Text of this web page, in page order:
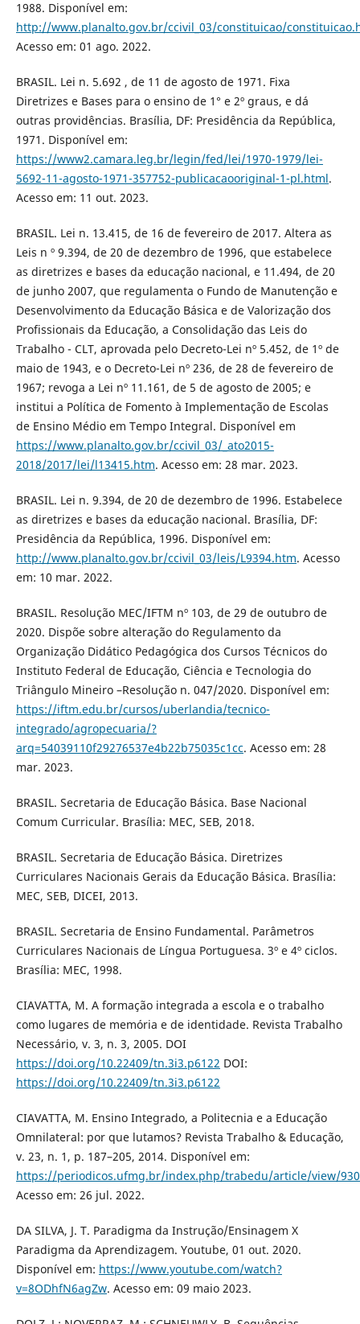
1988. Disponível em:
http://www.planalto.gov.br/ccivil_03/constituicao/
Acesso em: 01 ago. 2022.
BRASIL. Lei n. 5.692 , de 11 de agosto de 1971. Fixa
Diretrizes e Bases para o ensino de 1° e 2º graus, e dá
outras providências. Brasília, DF: Presidência da República,
1971. Disponível em:
https://www2.camara.leg.br/legin/fed/lei/1970-1979/lei-
5692-11-agosto-1971-357752-publicacaooriginal-1-pl.html.
Acesso em: 11 out. 2023.
BRASIL. Lei n. 13.415, de 16 de fevereiro de 2017. Altera as
Leis n º 9.394, de 20 de dezembro de 1996, que estabelece
as diretrizes e bases da educação nacional, e 11.494, de 20
de junho 2007, que regulamenta o Fundo de Manutenção e
Desenvolvimento da Educação Básica e de Valorização dos
Profissionais da Educação, a Consolidação das Leis do
Trabalho - CLT, aprovada pelo Decreto-Lei nº 5.452, de 1º de
maio de 1943, e o Decreto-Lei nº 236, de 28 de fevereiro de
1967; revoga a Lei nº 11.161, de 5 de agosto de 2005; e
institui a Política de Fomento à Implementação de Escolas
de Ensino Médio em Tempo Integral. Disponível em
https://www.planalto.gov.br/ccivil_03/_ato2015-
2018/2017/lei/l13415.htm. Acesso em: 28 mar. 2023.
BRASIL. Lei n. 9.394, de 20 de dezembro de 1996. Estabelece
as diretrizes e bases da educação nacional. Brasília, DF:
Presidência da República, 1996. Disponível em:
http://www.planalto.gov.br/ccivil_03/leis/L9394.htm. Acesso
em: 10 mar. 2022.
BRASIL. Resolução MEC/IFTM nº 103, de 29 de outubro de
2020. Dispõe sobre alteração do Regulamento da
Organização Didático Pedagógica dos Cursos Técnicos do
Instituto Federal de Educação, Ciência e Tecnologia do
Triângulo Mineiro –Resolução n. 047/2020. Disponível em:
https://iftm.edu.br/cursos/uberlandia/tecnico-
integrado/agropecuaria/?
arq=54039110f29276537e4b22b75035c1cc. Acesso em: 28
mar. 2023.
BRASIL. Secretaria de Educação Básica. Base Nacional
Comum Curricular. Brasília: MEC, SEB, 2018.
BRASIL. Secretaria de Educação Básica. Diretrizes
Curriculares Nacionais Gerais da Educação Básica. Brasília:
MEC, SEB, DICEI, 2013.
BRASIL. Secretaria de Ensino Fundamental. Parâmetros
Curriculares Nacionais de Língua Portuguesa. 3º e 4º ciclos.
Brasília: MEC, 1998.
CIAVATTA, M. A formação integrada a escola e o trabalho
como lugares de memória e de identidade. Revista Trabalho
Necessário, v. 3, n. 3, 2005. DOI
https://doi.org/10.22409/tn.3i3.p6122 DOI:
https://doi.org/10.22409/tn.3i3.p6122
CIAVATTA, M. Ensino Integrado, a Politecnia e a Educação
Omnilateral: por que lutamos? Revista Trabalho & Educação,
v. 23, n. 1, p. 187–205, 2014. Disponível em:
https://periodicos.ufmg.br/index.php/trabedu/article/view/
Acesso em: 26 jul. 2022.
DA SILVA, J. T. Paradigma da Instrução/Ensinagem X
Paradigma da Aprendizagem. Youtube, 01 out. 2020.
Disponível em: https://www.youtube.com/watch?
v=8ODhfN6agZw. Acesso em: 09 maio 2023.